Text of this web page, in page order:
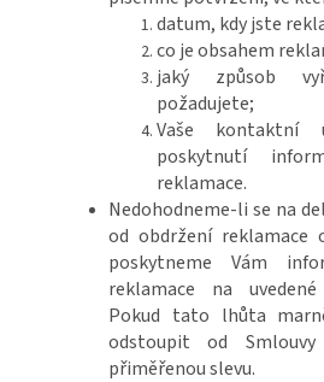
datum, kdy jste
co je obsahem
jaký způsob
požadujete;
Vaše kontaktní
poskytnutí
reklamace.
Nedohodneme-li se na
od obdržení reklamace
poskytneme Vám
reklamace na
Pokud tato lhůta
odstoupit od
přiměřenou slevu.